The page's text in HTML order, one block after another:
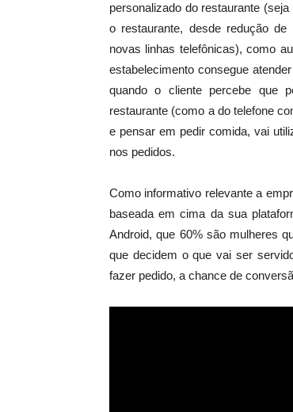
personalizado do restaurante
o restaurante, desde redução
novas linhas telefônicas), como
estabelecimento consegue
quando o cliente percebe que
restaurante (como a do telefone
e pensar em pedir comida, vai
nos pedidos.
Como informativo relevante a
baseada em cima da sua
Android, que 60% são mulheres
que decidem o que vai ser
fazer pedido, a chance de